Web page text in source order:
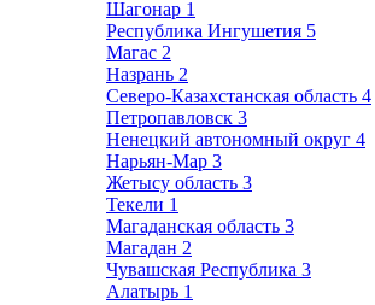
Шагонар 1
Республика Ингушетия 5
Магас 2
Назрань 2
Северо-Казахстанская область 4
Петропавловск 3
Ненецкий автономный округ 4
Нарьян-Мар 3
Жетысу область 3
Текели 1
Магаданская область 3
Магадан 2
Чувашская Республика 3
Алатырь 1